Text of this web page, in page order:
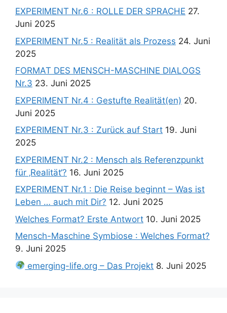
EXPERIMENT Nr.6 : ROLLE DER SPRACHE 27.
Juni 2025
EXPERIMENT Nr.5 : Realität als Prozess 24. Juni
2025
FORMAT DES MENSCH-MASCHINE DIALOGS
Nr.3 23. Juni 2025
EXPERIMENT Nr.4 : Gestufte Realität(en) 20.
Juni 2025
EXPERIMENT Nr.3 : Zurück auf Start 19. Juni
2025
EXPERIMENT Nr.2 : Mensch als Referenzpunkt
für ‚Realität‘? 16. Juni 2025
EXPERIMENT Nr.1 : Die Reise beginnt – Was ist
Leben … auch mit Dir? 12. Juni 2025
Welches Format? Erste Antwort 10. Juni 2025
Mensch-Maschine Symbiose : Welches Format?
9. Juni 2025
emerging-life.org – Das Projekt 8. Juni 2025